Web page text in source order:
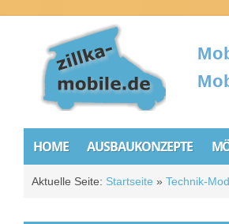
HOME AUSBAUKONZEPTE
Aktuelle Seite: Startseite » Technik-